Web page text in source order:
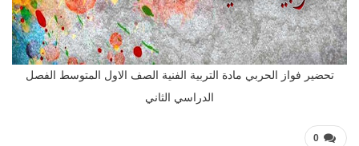
تحضير فواز الحربي مادة التربية الفنية الصف الاول المتوسط الفصل
الدراسي الثاني
0